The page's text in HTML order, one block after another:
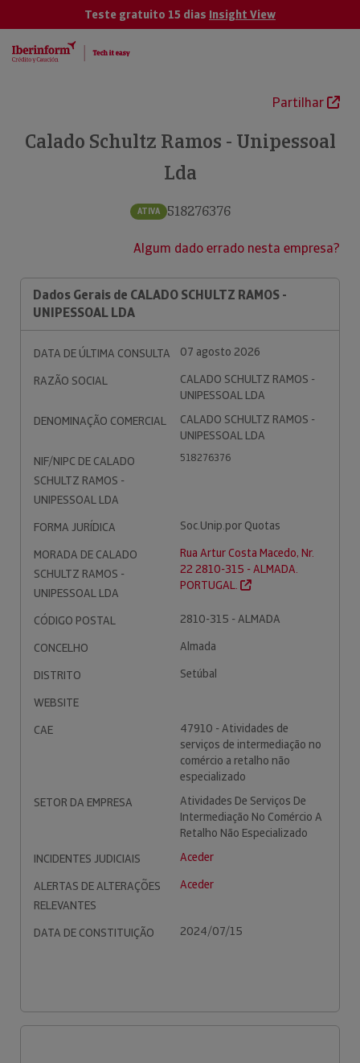
Teste gratuito 15 dias Insight View
Partilhar
Calado Schultz Ramos - Unipessoal
Lda
ATIVA 518276376
Algum dado errado nesta empresa?
Dados Gerais de CALADO SCHULTZ RAMOS -
UNIPESSOAL LDA
DATA DE ÚLTIMA CONSULTA
07 agosto 2026
RAZÃO SOCIAL
CALADO SCHULTZ RAMOS -
UNIPESSOAL LDA
DENOMINAÇÃO COMERCIAL
CALADO SCHULTZ RAMOS -
UNIPESSOAL LDA
NIF/NIPC DE CALADO
SCHULTZ RAMOS -
UNIPESSOAL LDA
518276376
FORMA JURÍDICA
Soc.Unip.por Quotas
MORADA DE CALADO
SCHULTZ RAMOS -
UNIPESSOAL LDA
Rua Artur Costa Macedo, Nr.
22 2810-315 - ALMADA.
PORTUGAL.
CÓDIGO POSTAL
2810-315 - ALMADA
CONCELHO
Almada
DISTRITO
Setúbal
WEBSITE
CAE
47910 - Atividades de
serviços de intermediação no
comércio a retalho não
especializado
SETOR DA EMPRESA
Atividades De Serviços De
Intermediação No Comércio A
Retalho Não Especializado
INCIDENTES JUDICIAIS
Aceder
ALERTAS DE ALTERAÇÕES
RELEVANTES
Aceder
DATA DE CONSTITUIÇÃO 2024/07/15